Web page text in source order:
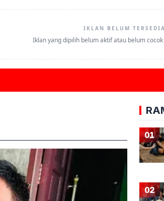
IKLAN BELUM TERSEDIA
Iklan yang dipilih belum aktif atau belum
WARTA
01
02